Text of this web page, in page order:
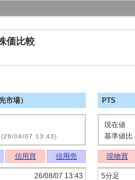
価比較
市場）
(26/08/07 13:43)
信用買 信用売
26/08/07 13:43
PTS
現在値
基準値比
現物買
5分足